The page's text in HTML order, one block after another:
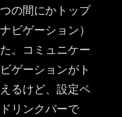
の間にかトップ
ビゲーション）
。コミュニケー
ゲーションがト
るけど、設定ペ
リンクバーで